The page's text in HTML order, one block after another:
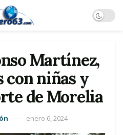
Martínez,
con niñas y
de Morelia
enero 6, 2024